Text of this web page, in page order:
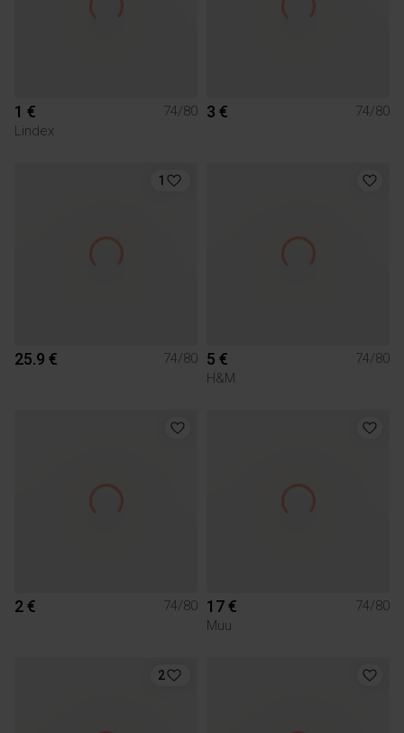
1 €
74/80
Lindex
3 € 74/80
1
25.9 € 74/80 5 €
74/80
H&M
2 € 74/80 17 €
74/80
Muu
2